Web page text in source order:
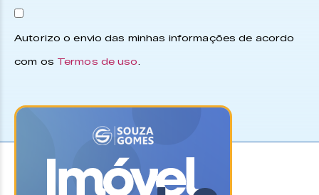
Autorizo o envio das minhas informações de acordo
com os Termos de uso.